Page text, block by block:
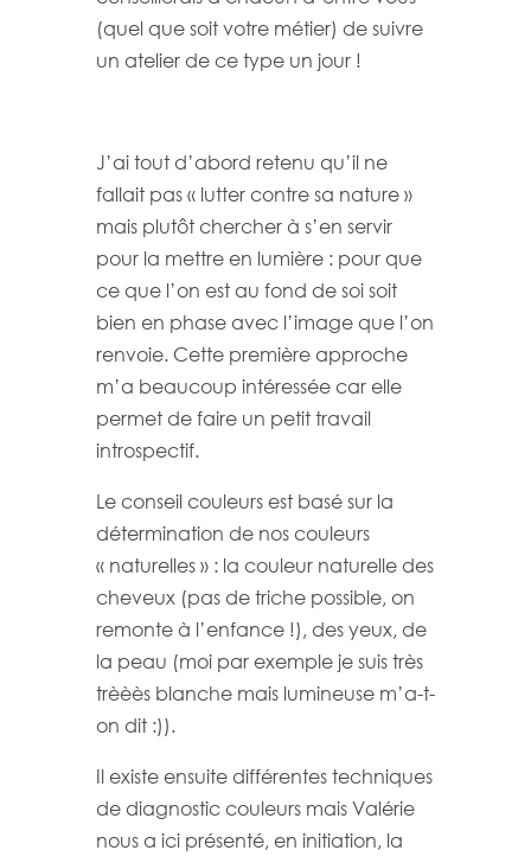
(quel que soit votre métier) de suivre
un atelier de ce type un jour !
J’ai tout d’abord retenu qu’il ne
fallait pas « lutter contre sa nature »
mais plutôt chercher à s’en servir
pour la mettre en lumière : pour que
ce que l’on est au fond de soi soit
bien en phase avec l’image que l’on
renvoie. Cette première approche
m’a beaucoup intéressée car elle
permet de faire un petit travail
introspectif.
Le conseil couleurs est basé sur la
détermination de nos couleurs
« naturelles » : la couleur naturelle des
cheveux (pas de triche possible, on
remonte à l’enfance !), des yeux, de
la peau (moi par exemple je suis très
trèèès blanche mais lumineuse m’a-t-
on dit :)).
Il existe ensuite différentes techniques
de diagnostic couleurs mais Valérie
nous a ici présenté, en initiation, la